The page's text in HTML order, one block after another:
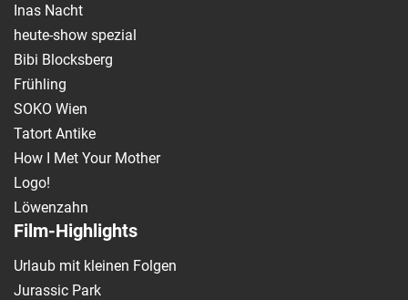
Inas Nacht
heute-show spezial
Bibi Blocksberg
Frühling
SOKO Wien
Tatort Antike
How I Met Your Mother
Logo!
Löwenzahn
Film-Highlights
Urlaub mit kleinen Folgen
Jurassic Park